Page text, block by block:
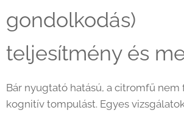
gondolkodás)
teljesítmény és
Bár nyugtató hatású, a citromfű
kognitív tompulást. Egyes